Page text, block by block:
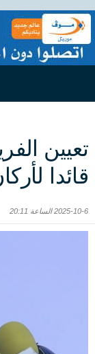
تعيين
قائدا
2025-10-6 الساعة 20:11